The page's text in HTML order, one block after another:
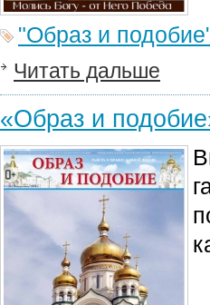
"Образ и
Читать дальше
«Образ и